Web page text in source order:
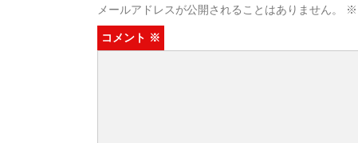
メールアドレスが公開されることはありません。 ※
コメント ※